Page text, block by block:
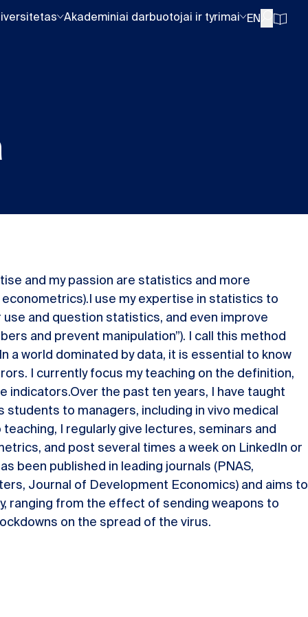
Akademiniai darbuotojai ir tyrimai EN
and my passion are statistics and more
use my expertise in statistics to
and question statistics, and even improve
and prevent manipulation”). I call this method
a world dominated by data, it is essential to know
I currently focus my teaching on the definition,
the past ten years, I have taught
to managers, including in vivo medical
I regularly give lectures, seminars and
and post several times a week on LinkedIn or
been published in leading journals (PNAS,
Journal of Development Economics) and aims to
ranging from the effect of sending weapons to
on the spread of the virus.